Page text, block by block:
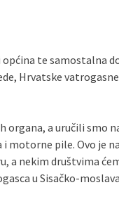
te samostalna
Hrvatske
organa, a uručili smo
motorne pile. Ovo je
a nekim društvima
u Sisačko-